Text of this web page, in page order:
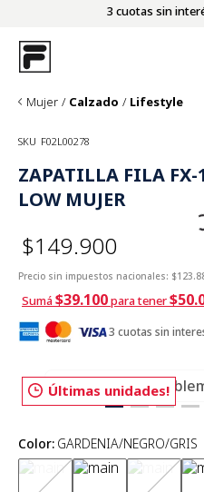
3 cuotas sin
Mujer Calzado Lifestyle
SKU F02L00278
ZAPATILLA FILA FX-
LOW MUJER
$149.900
Precio sin impuestos nacionales:
Sumá$39.100para tener
3 cuotas sin
Últimas unidades!
There was a
Color: GARDENIA/NEGRO/GRIS